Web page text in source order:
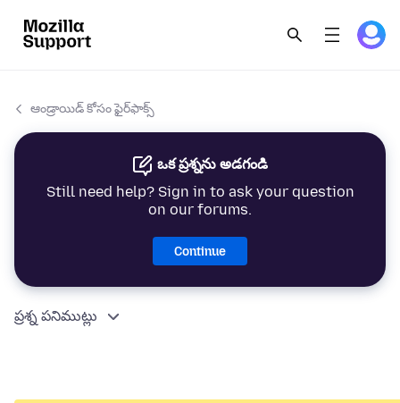
ఆండ్రాయిడ్ కోసం ఫైర్‌ఫాక్స్
ఒక ప్రశ్నను అడగండి
Still need help? Sign in to ask your question
on our forums.
Continue
ప్రశ్న పనిముట్లు